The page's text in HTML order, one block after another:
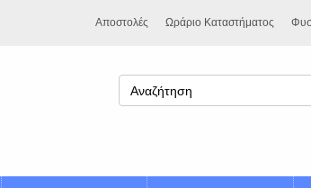
Αποστολές Ωράριο Καταστήματος